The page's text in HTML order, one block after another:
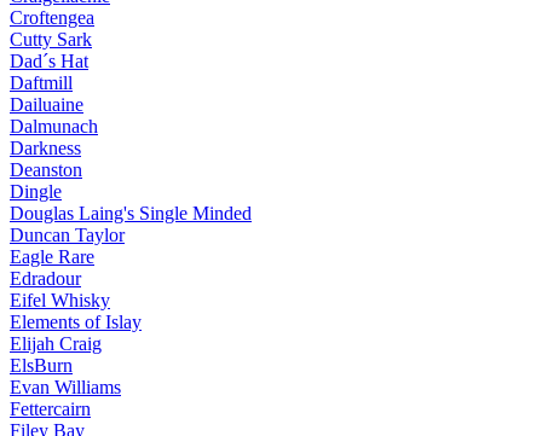
Croftengea
Cutty Sark
Dad´s Hat
Daftmill
Dailuaine
Dalmunach
Darkness
Deanston
Dingle
Douglas Laing's Single Minded
Duncan Taylor
Eagle Rare
Edradour
Eifel Whisky
Elements of Islay
Elijah Craig
ElsBurn
Evan Williams
Fettercairn
Filey Bay